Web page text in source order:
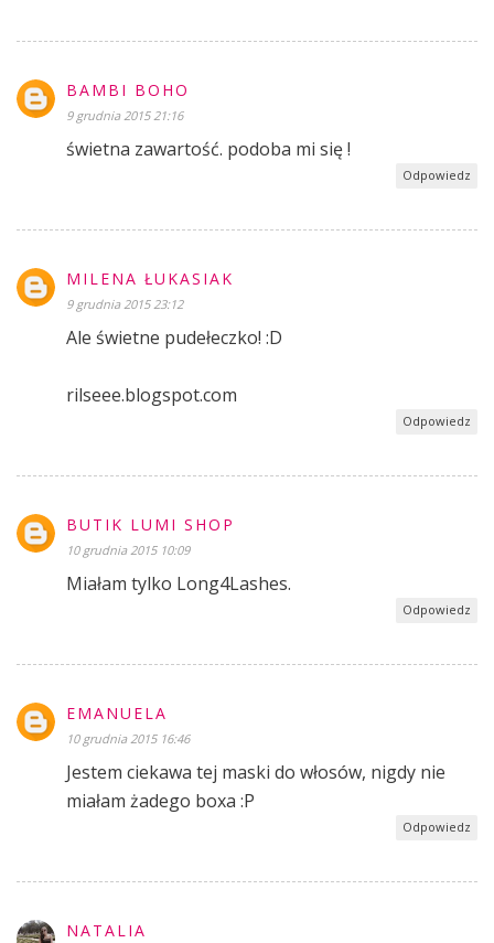
BAMBI BOHO
9 grudnia 2015 21:16
świetna zawartość. podoba mi się !
Odpowiedz
MILENA ŁUKASIAK
9 grudnia 2015 23:12
Ale świetne pudełeczko! :D
rilseee.blogspot.com
Odpowiedz
BUTIK LUMI SHOP
10 grudnia 2015 10:09
Miałam tylko Long4Lashes.
Odpowiedz
EMANUELA
10 grudnia 2015 16:46
Jestem ciekawa tej maski do włosów, nigdy nie
miałam żadego boxa :P
Odpowiedz
NATALIA